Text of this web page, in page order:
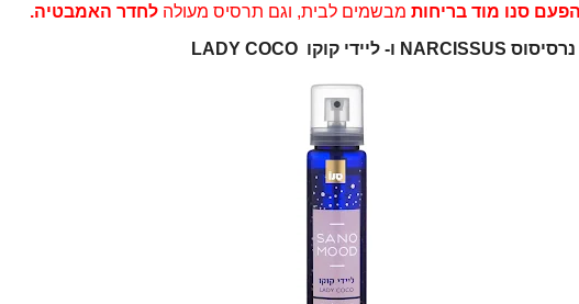
סנו מוד בריחות מבשמים לבית, וגם תרסיס מעולהלחדר האמבטיה.
נרסיסוס NARCISSUS ו- ליידי קוקו LADY COCO